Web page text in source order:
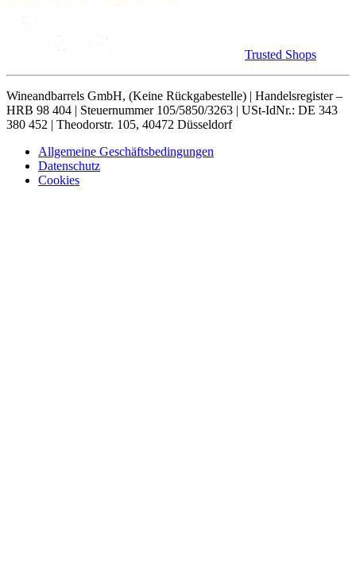
Trusted Shops
Wineandbarrels GmbH, (Keine Rückgabestelle) | Handelsregister –
HRB 98 404 | Steuernummer 105/5850/3263 | USt-IdNr.: DE 343
380 452 | Theodorstr. 105, 40472 Düsseldorf
Allgemeine Geschäftsbedingungen
Datenschutz
Cookies